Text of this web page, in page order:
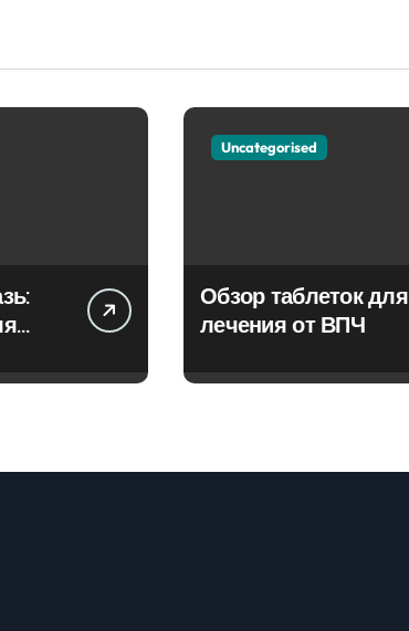
Uncategorised
Обзор таблеток для
лечения от ВПЧ